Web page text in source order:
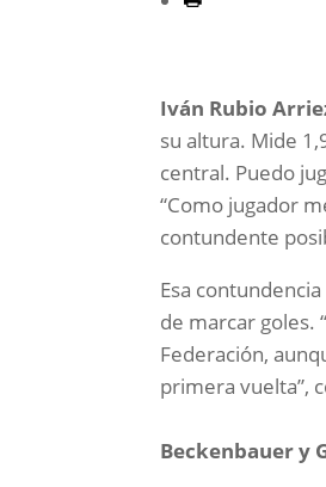
Iván Rubio
su altura. Mide
central. Puedo
“Como jugador
contundente
Esa
de marcar goles.
Federación,
primera vuelta”,
Beckenbauer y